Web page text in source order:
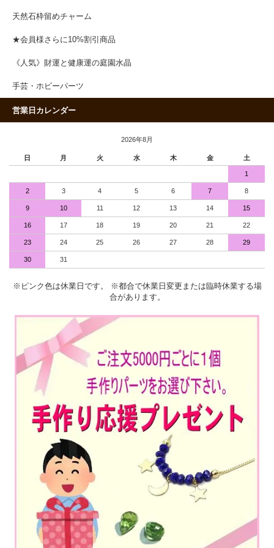
天然石枠留めチャーム
★会員様さらに10%割引商品
《人気》財運と健康運の庭園水晶
手芸・ホビーパーツ
営業日カレンダー
2026年8月
日 月 火 水 木 金 土
1
2 3 4 5 6 7 8
9 10 11 12 13 14 15
16 17 18 19 20 21 22
23 24 25 26 27 28 29
30 31
※ピンク色は休業日です。 ※都合で休業日変更または臨時休業する場
合があります。